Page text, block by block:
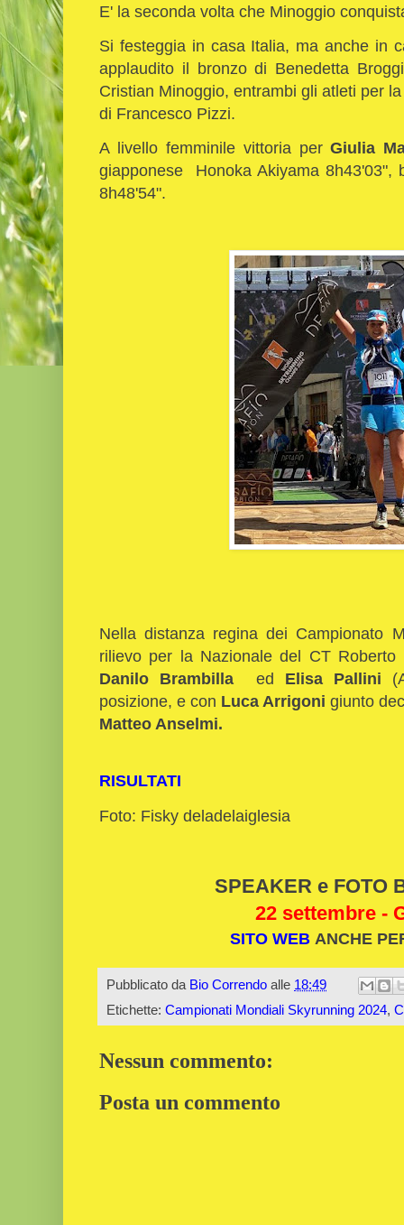
E' la seconda volta che Minoggio
Si festeggia in casa Italia, ma anche in
applaudito il bronzo di Benedetta
Cristian Minoggio, entrambi gli atleti per
di Francesco Pizzi.
A livello femminile vittoria perGiulia
giapponese Honoka Akiyama 8h43'03",
8h48'54".
Nella distanza regina dei Campionato
rilievo per la Nazionale del CT
Danilo Brambilla
ed Elisa Pallini
posizione, e con Luca Arrigoni giunto
Matteo Anselmi.
RISULTATI
Foto: Fisky deladelaiglesia
SPEAKER e FOTO
22 settembre -
SITO WEB ANCHE
Pubblicato da Bio Correndo alle 18:49
Etichette: Campionati Mondiali Skyrunning 2024,
Nessun commento:
Posta un commento